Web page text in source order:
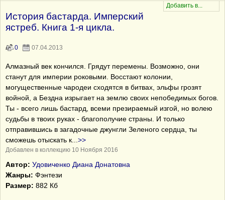
История бастарда. Имперский
ястреб. Книга 1-я цикла.
0 07.04.2013
Алмазный век кончился. Грядут перемены. Возможно, они
станут для империи роковыми. Восстают колонии,
могущественные чародеи сходятся в битвах, эльфы грозят
войной, а Бездна изрыгает на землю своих непобедимых богов.
Ты - всего лишь бастард, всеми презираемый изгой, но волею
судьбы в твоих руках - благополучие страны. И только
отправившись в загадочные джунгли Зеленого сердца, ты
сможешь отыскать к
>>
Добавлен в коллекцию 10 Ноября 2016
Автор: Удовиченко Диана Донатовна
Жанры: Фэнтези
Размер: 882 Кб